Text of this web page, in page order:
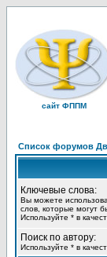
сайт ФППМ
Список форумов
Ключевые слова:
Вы можете
слов, которые могут
Используйте * в
Поиск по автору:
Используйте * в